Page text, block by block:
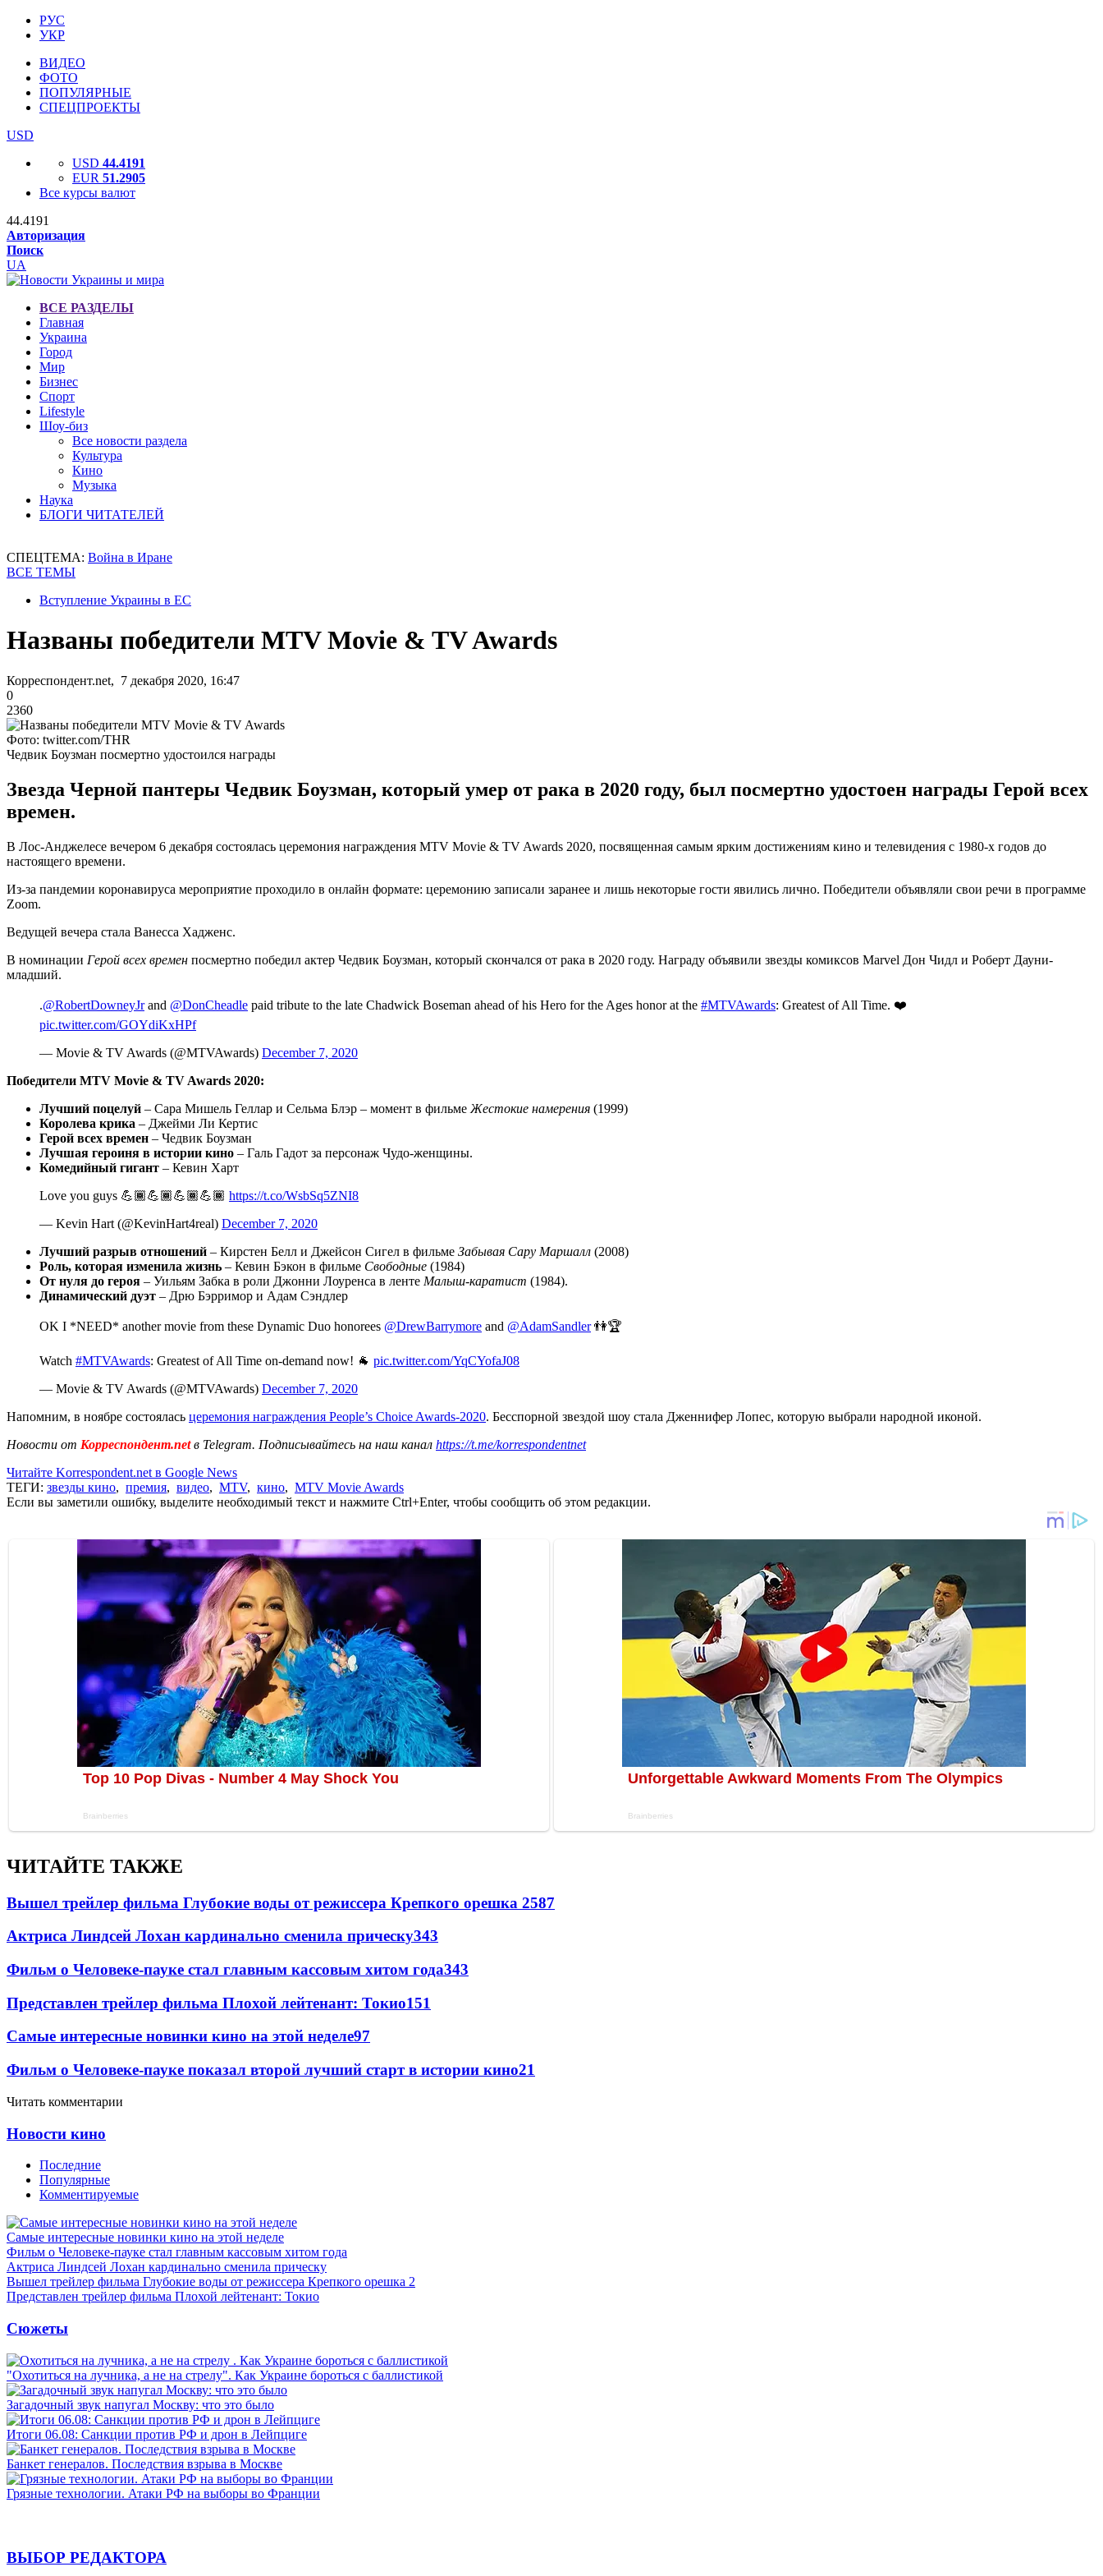
РУС
УКР
ВИДЕО
ФОТО
ПОПУЛЯРНЫЕ
СПЕЦПРОЕКТЫ
USD
USD 44.4191
EUR 51.2905
Все курсы валют
44.4191
Авторизация
Поиск
UA
ВСЕ РАЗДЕЛЫ
Главная
Украина
Город
Мир
Бизнес
Спорт
Lifestyle
Шоу-биз
Все новости раздела
Культура
Кино
Музыка
Наука
БЛОГИ ЧИТАТЕЛЕЙ
СПЕЦТЕМА: Война в Иране
ВСЕ ТЕМЫ
Вступление Украины в ЕС
Названы победители MTV Movie & TV Awards
Корреспондент.net, 7 декабря 2020, 16:47
0
2360
Фото: twitter.com/THR
Чедвик Боузман посмертно удостоился награды
Звезда Черной пантеры Чедвик Боузман, который умер от рака в 2020 году, был посмертно удостоен награды Герой всех
времен.
В Лос-Анджелесе вечером 6 декабря состоялась церемония награждения MTV Movie & TV Awards 2020, посвященная самым ярким достижениям кино и телевидения с 1980-х годов до
настоящего времени.
Из-за пандемии коронавируса мероприятие проходило в онлайн формате: церемонию записали заранее и лишь некоторые гости явились лично. Победители объявляли свои речи в программе
Zoom.
Ведущей вечера стала Ванесса Хадженс.
В номинации Герой всех времен посмертно победил актер Чедвик Боузман, который скончался от рака в 2020 году. Награду объявили звезды комиксов Marvel Дон Чидл и Роберт Дауни-
младший.
.@RobertDowneyJrand @DonCheadle paid tribute to the late Chadwick Boseman ahead of his Hero for the Ages honor at the #MTVAwards: Greatest of All Time. ❤️
pic.twitter.com/GOYdiKxHPf
— Movie & TV Awards (@MTVAwards) December 7, 2020
Победители MTV Movie & TV Awards 2020:
Лучший поцелуй – Сара Мишель Геллар и Сельма Блэр – момент в фильме Жестокие намерения (1999)
Королева крика – Джейми Ли Кертис
Герой всех времен – Чедвик Боузман
Лучшая героиня в истории кино – Галь Гадот за персонаж Чудо-женщины.
Комедийный гигант – Кевин Харт
Love you guys 💪🏾💪🏾💪🏾💪🏾 https://t.co/WsbSq5ZNI8
— Kevin Hart (@KevinHart4real) December 7, 2020
Лучший разрыв отношений – Кирстен Белл и Джейсон Сигел в фильме Забывая Сару Маршалл (2008)
Роль, которая изменила жизнь – Кевин Бэкон в фильме Свободные (1984)
От нуля до героя – Уильям Забка в роли Джонни Лоуренса в ленте Малыш-каратист (1984).
Динамический дуэт – Дрю Бэрримор и Адам Сэндлер
OK I *NEED* another movie from these Dynamic Duo honorees @DrewBarrymore and @AdamSandler👫🏆
Watch #MTVAwards: Greatest of All Time on-demand now! 🐐 pic.twitter.com/YqCYofaJ08
— Movie & TV Awards (@MTVAwards) December 7, 2020
Напомним, в ноябре состоялась церемония награждения People’s Choice Awards-2020. Бесспорной звездой шоу стала Дженнифер Лопес, которую выбрали народной иконой.
Новости от Корреспондент.netв Telegram. Подписывайтесь на наш канал https://t.me/korrespondentnet
Читайте Korrespondent.net в Google News
ТЕГИ: звезды кино, премия, видео, MTV, кино, MTV Movie Awards
Если вы заметили ошибку, выделите необходимый текст и нажмите Ctrl+Enter, чтобы сообщить об этом редакции.
ЧИТАЙТЕ ТАКЖЕ
Вышел трейлер фильма Глубокие воды от режиссера Крепкого орешка 2587
Актриса Линдсей Лохан кардинально сменила прическу343
Фильм о Человеке-пауке стал главным кассовым хитом года343
Представлен трейлер фильма Плохой лейтенант: Токио151
Самые интересные новинки кино на этой неделе97
Фильм о Человеке-пауке показал второй лучший старт в истории кино21
Читать комментарии
Новости кино
Последние
Популярные
Комментируемые
Самые интересные новинки кино на этой неделе
Фильм о Человеке-пауке стал главным кассовым хитом года
Актриса Линдсей Лохан кардинально сменила прическу
Вышел трейлер фильма Глубокие воды от режиссера Крепкого орешка 2
Представлен трейлер фильма Плохой лейтенант: Токио
Сюжеты
"Охотиться на лучника, а не на стрелу". Как Украине бороться с баллистикой
Загадочный звук напугал Москву: что это было
Итоги 06.08: Санкции против РФ и дрон в Лейпциге
Банкет генералов. Последствия взрыва в Москве
Грязные технологии. Атаки РФ на выборы во Франции
ВЫБОР РЕДАКТОРА